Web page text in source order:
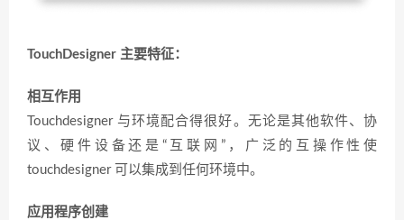
TouchDesigner 主要特征：
相互作用
Touchdesigner 与环境配合得很好。无论是其他软件、协
议、硬件设备还是“互联网”，广泛的互操作性使
touchdesigner 可以集成到任何环境中。
应用程序创建